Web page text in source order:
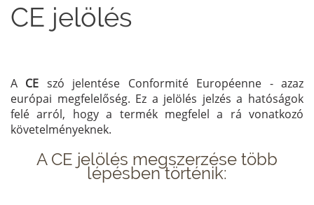
CE jelölés
A CE szó jelentése Conformité Européenne - azaz
európai megfelelőség. Ez a jelölés jelzés a hatóságok
felé arról, hogy a termék megfelel a rá vonatkozó
követelményeknek.
A CE jelölés megszerzése több
lépésben történik: